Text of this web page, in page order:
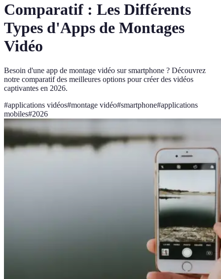
Comparatif : Les Différents
Types d'Apps de Montages
Vidéo
Besoin d'une app de montage vidéo sur smartphone ? Découvrez
notre comparatif des meilleures options pour créer des vidéos
captivantes en 2026.
#applications vidéos#montage vidéo#smartphone#applications
mobiles#2026